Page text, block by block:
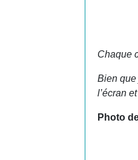
Chaque
Bien que
l’écran
Photo